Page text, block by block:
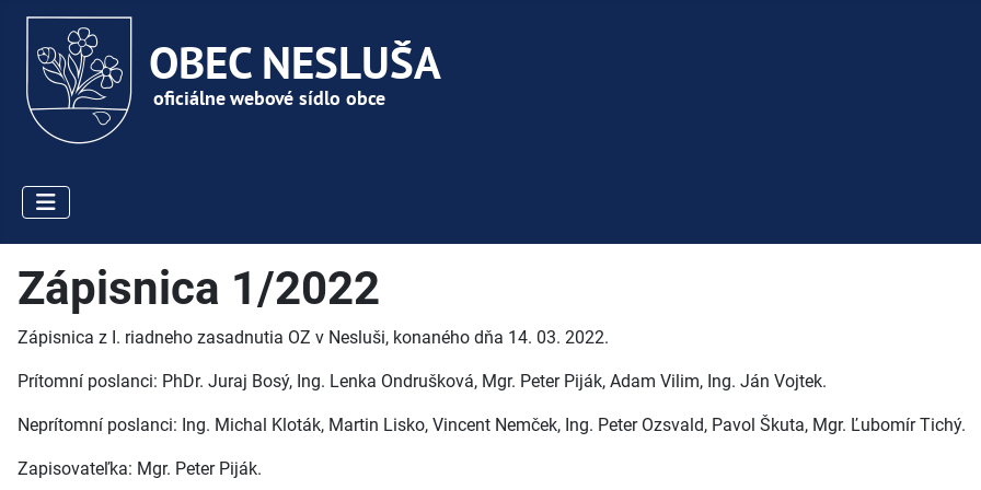
Zápisnica 1/2022
Zápisnica z I. riadneho zasadnutia OZ v Nesluši, konaného dňa 14. 03. 2022.
Prítomní poslanci: PhDr. Juraj Bosý, Ing. Lenka Ondrušková, Mgr. Peter Piják, Adam Vilim, Ing. Ján Vojtek.
Neprítomní poslanci: Ing. Michal Kloták, Martin Lisko, Vincent Nemček, Ing. Peter Ozsvald, Pavol Škuta, Mgr. Ľubomír Tichý.
Zapisovateľka: Mgr. Peter Piják.